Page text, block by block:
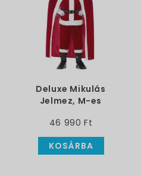
Deluxe Mikulás
Jelmez, M-es
46 990 Ft
KOSÁRBA